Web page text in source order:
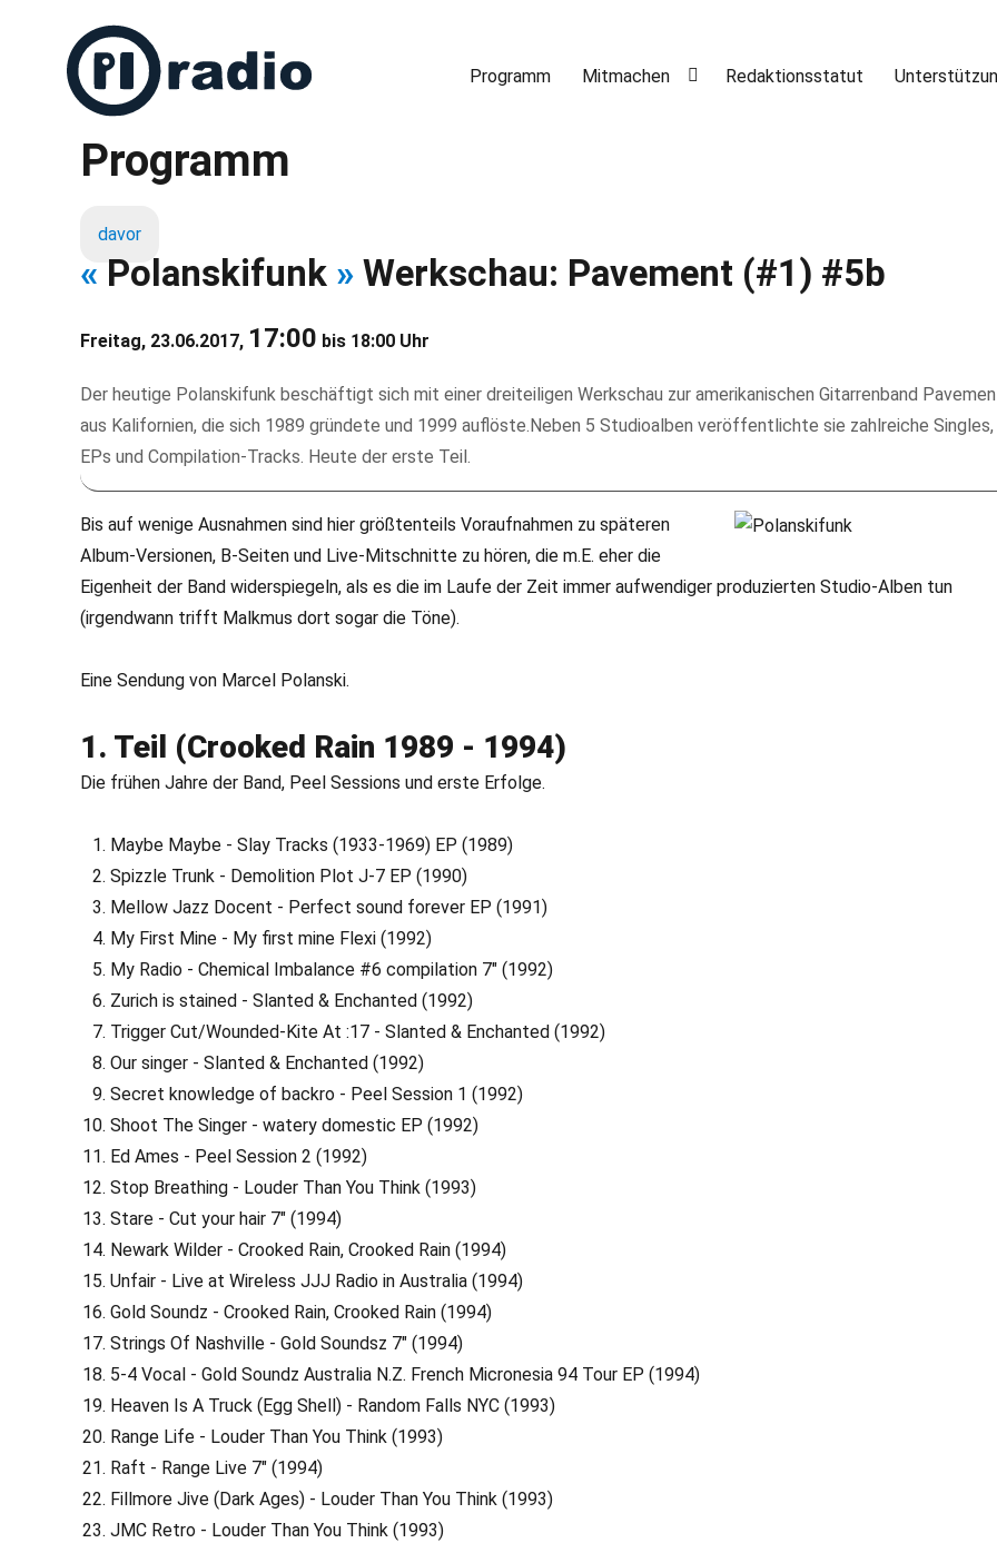
Freies Radio in Berlin
Programm Mitmachen Redaktionsstatut
Programm
davor
« Polanskifunk » Werkschau: Pavement (#1) #5b
Freitag, 23.06.2017, 17:00 bis 18:00 Uhr
Der heutige Polanskifunk beschäftigt sich mit einer dreiteiligen Werkschau zur amerikanischen Gitarrenband
aus Kalifornien, die sich 1989 gründete und 1999 auflöste.Neben 5 Studioalben veröffentlichte sie zahlreiche Singles,
EPs und Compilation-Tracks. Heute der erste Teil.
Bis auf wenige Ausnahmen sind hier größtenteils Voraufnahmen zu späteren
Album-Versionen, B-Seiten und Live-Mitschnitte zu hören, die m.E. eher die
Eigenheit der Band widerspiegeln, als es die im Laufe der Zeit immer aufwendiger produzierten Studio-Alben tun
(irgendwann trifft Malkmus dort sogar die Töne).
Eine Sendung von Marcel Polanski.
1. Teil (Crooked Rain 1989 - 1994)
Die frühen Jahre der Band, Peel Sessions und erste Erfolge.
Maybe Maybe - Slay Tracks (1933-1969) EP (1989)
Spizzle Trunk - Demolition Plot J-7 EP (1990)
Mellow Jazz Docent - Perfect sound forever EP (1991)
My First Mine - My first mine Flexi (1992)
My Radio - Chemical Imbalance #6 compilation 7" (1992)
Zurich is stained - Slanted & Enchanted (1992)
Trigger Cut/Wounded-Kite At :17 - Slanted & Enchanted (1992)
Our singer - Slanted & Enchanted (1992)
Secret knowledge of backro - Peel Session 1 (1992)
Shoot The Singer - watery domestic EP (1992)
Ed Ames - Peel Session 2 (1992)
Stop Breathing - Louder Than You Think (1993)
Stare - Cut your hair 7" (1994)
Newark Wilder - Crooked Rain, Crooked Rain (1994)
Unfair - Live at Wireless JJJ Radio in Australia (1994)
Gold Soundz - Crooked Rain, Crooked Rain (1994)
Strings Of Nashville - Gold Soundsz 7" (1994)
5-4 Vocal - Gold Soundz Australia N.Z. French Micronesia 94 Tour EP (1994)
Heaven Is A Truck (Egg Shell) - Random Falls NYC (1993)
Range Life - Louder Than You Think (1993)
Raft - Range Live 7" (1994)
Fillmore Jive (Dark Ages) - Louder Than You Think (1993)
JMC Retro - Louder Than You Think (1993)